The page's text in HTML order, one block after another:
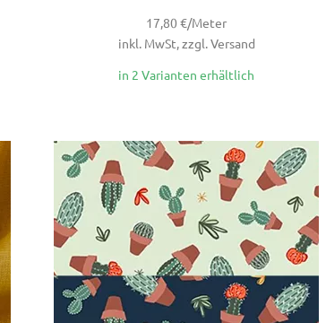
17,80 €/Meter
inkl. MwSt, zzgl. Versand
in 2 Varianten erhältlich